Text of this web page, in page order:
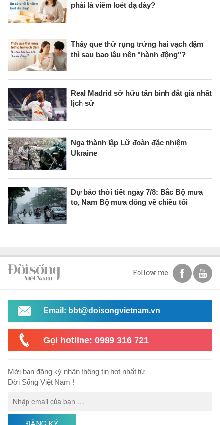
phải là viêm loét dạ dày?
Thấy que thử rụng trứng hai vạch đậm
thì sau bao lâu nên "hành động"?
Real Madrid sở hữu tân binh đắt giá nhất
lịch sử
Nga thành lập Lữ đoàn đặc nhiệm
Ukraine
Dự báo thời tiết ngày 7/8: Bắc Bộ mưa
to, Nam Bộ mưa dông về chiều tối
Follow me
Email: bbt@doisongvietnam.vn
Gọi hotline: 0989 316 721
Mời bạn đăng ký nhận thông tin hot nhất từ
Đời Sống Việt Nam !